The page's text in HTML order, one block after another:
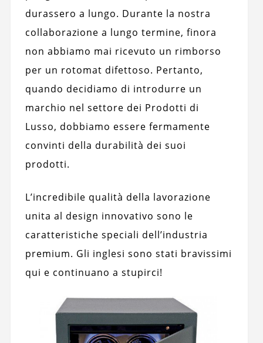
durassero a lungo. Durante la nostra
collaborazione a lungo termine, finora
non abbiamo mai ricevuto un rimborso
per un rotomat difettoso. Pertanto,
quando decidiamo di introdurre un
marchio nel settore dei Prodotti di
Lusso, dobbiamo essere fermamente
convinti della durabilità dei suoi
prodotti.
L’incredibile qualità della lavorazione
unita al design innovativo sono le
caratteristiche speciali dell’industria
premium. Gli inglesi sono stati bravissimi
qui e continuano a stupirci!